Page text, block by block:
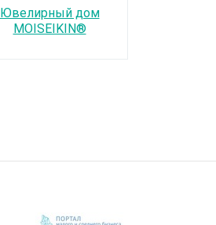
Ювелирный дом
MOISEIKIN®